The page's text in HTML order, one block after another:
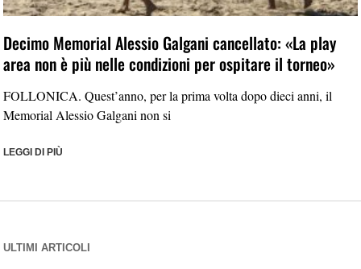
Decimo Memorial Alessio Galgani cancellato: «La play
area non è più nelle condizioni per ospitare il torneo»
FOLLONICA. Quest’anno, per la prima volta dopo dieci anni, il
Memorial Alessio Galgani non si
LEGGI DI PIÙ
ULTIMI ARTICOLI